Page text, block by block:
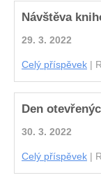
Návštěva
29. 3. 2022
Celý příspěvek |
Den
30. 3. 2022
Celý příspěvek |